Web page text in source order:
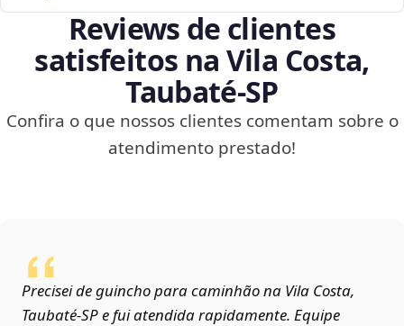
Reviews de clientes
satisfeitos na Vila Costa,
Taubaté‑SP
Confira o que nossos clientes comentam sobre o
atendimento prestado!
Precisei de guincho para caminhão na Vila Costa,
Taubaté‑SP e fui atendida rapidamente. Equipe